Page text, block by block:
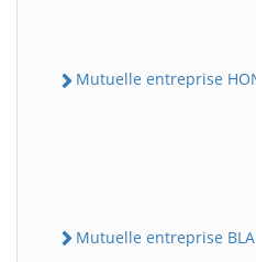
Mutuelle entreprise
Mutuelle entreprise